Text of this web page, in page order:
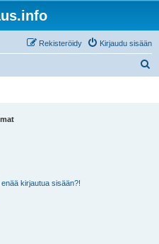
Kirjaudu sisään
Rekisteröidy
kirjautua sisään?!